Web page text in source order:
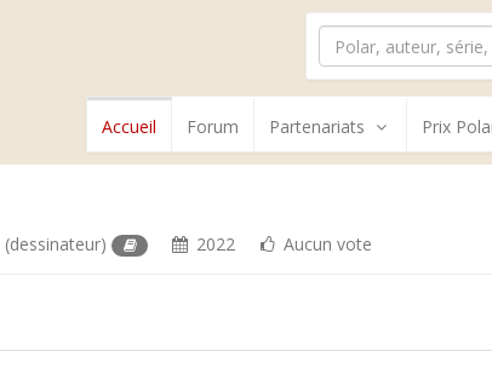
Accueil Forum Partenariats Prix
(dessinateur) 2022 Aucun vote